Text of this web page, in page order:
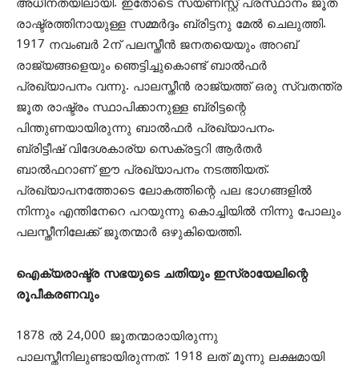
അധീനതയിലായി. ഇതോടെ സയണിസ്റ്റ് പ്രസ്ഥാനം ജൂത
രാഷ്ട്രത്തിനായുള്ള സമ്മര്‍ദ്ദം ബ്രിട്ടനു മേല്‍ ചെലുത്തി.
1917 നവംബര്‍ 2ന് പലസ്തീന്‍ ജനതയെയും അറബ്
രാജ്യങ്ങളെയും ഞെട്ടിച്ചുകൊണ്ട് ബാല്‍ഫര്‍
പ്രഖ്യാപനം വന്നു. പാലസ്തീന്‍ രാജ്യത്ത് ഒരു സ്വതന്ത്ര
ജൂത രാഷ്ട്രം സ്ഥാപിക്കാനുള്ള ബ്രിട്ടന്റെ
പിന്തുണയായിരുന്നു ബാല്‍ഫര്‍ പ്രഖ്യാപനം.
ബ്രിട്ടീഷ് വിദേശകാര്യ സെക്രട്ടറി ആര്‍തര്‍
ബാല്‍ഫറാണ് ഈ പ്രഖ്യാപനം നടത്തിയത്.
പ്രഖ്യാപനത്തോടെ ലോകത്തിന്റെ പല ഭാഗങ്ങളില്‍
നിന്നും എന്തിനേറെ പറയുന്നു കൊച്ചിയില്‍ നിന്നു പോലും
പലസ്തീനിലേക്ക് ജൂതന്മാര്‍ ഒഴുകിയെത്തി.
ഐക്യരാഷ്ട്ര സഭയുടെ ചതിയും ഇസ്രായേലിന്റെ
രൂപീകരണവും
1878 ല്‍ 24,000 ജൂതന്മാരായിരുന്നു
പാലസ്തീനിലുണ്ടായിരുന്നത്. 1918 ലത് മൂന്നു ലക്ഷമായി